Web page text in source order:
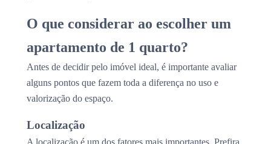
O que considerar ao escolher um
apartamento de 1 quarto?
Antes de decidir pelo imóvel ideal, é importante avaliar
alguns pontos que fazem toda a diferença no uso e
valorização do espaço.
Localização
A localização é um dos fatores mais importantes. Prefira